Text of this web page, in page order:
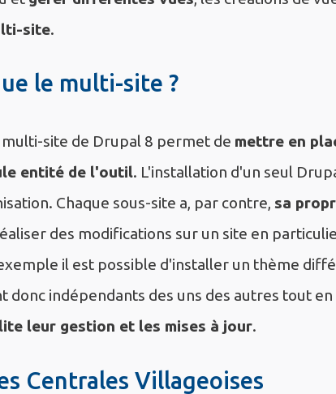
site.
le multi-site ?
site de Drupal 8 permet de mettre en
entité de l'outil. L'installation d'un seul
Chaque sous-site a, par contre, sa
des modifications sur un site en
il est possible d'installer un thème
donc indépendants des uns des autres tout
leur gestion et les mises à jour.
Centrales Villageoises